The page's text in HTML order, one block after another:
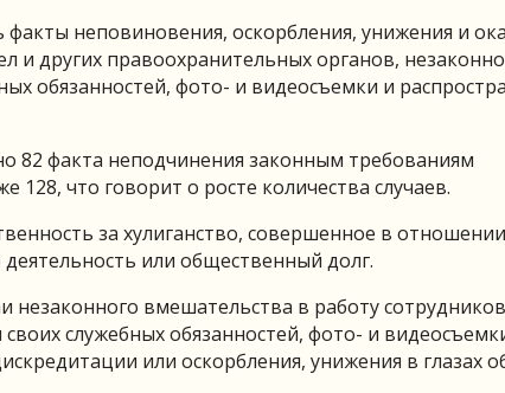
неповиновения, оскорбления, унижения и
и других правоохранительных органов,
обязанностей, фото- и видеосъемки и
82 факта неподчинения законным требованиям
что говорит о росте количества случаев.
за хулиганство, совершенное в
или общественный долг.
незаконного вмешательства в работу сотрудников
служебных обязанностей, фото- и
или оскорбления, унижения в глазах